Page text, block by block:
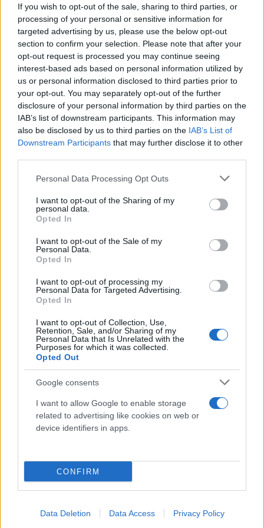
If you wish to opt-out of the sale, sharing to third parties, or
processing of your personal or sensitive information for
targeted advertising by us, please use the below opt-out
section to confirm your selection. Please note that after your
opt-out request is processed you may continue seeing
interest-based ads based on personal information utilized by
us or personal information disclosed to third parties prior to
your opt-out. You may separately opt-out of the further
disclosure of your personal information by third parties on the
IAB’s list of downstream participants. This information may
also be disclosed by us to third parties on the IAB’s List of
Downstream Participants that may further disclose it to other
Please note that this website/app uses one or more Google
not limited to your visit or usage behaviour. You may click to
grant or deny consent to Google and its third-party tags to
use your data for below specified purposes in below Google
consent section.
Personal Data Processing Opt Outs
I want to opt-out of the Sharing of my
personal data.
Opted In
I want to opt-out of the Sale of my
Personal Data.
Opted In
I want to opt-out of processing my
Personal Data for Targeted Advertising.
Opted In
I want to opt-out of Collection, Use,
Retention, Sale, and/or Sharing of my
Personal Data that Is Unrelated with the
Purposes for which it was collected.
Opted Out
Google consents
I want to allow Google to enable storage
related to advertising like cookies on web or
device identifiers in apps.
CONFIRM
Data Deletion Data Access Privacy Policy
παιδική χαρά που έπαιζα με τους φίλους μου για
πολλά χρόνια. Τη λάτρευα τη Μουρμούρα... να
πηγαίνω στο γύρισμα. Ξέραμε ότι κάποια στιγμή θα
τελειώσει».
Κάνε κλικ και δες περισσότερο
Flash.grστην αναζήτηση της